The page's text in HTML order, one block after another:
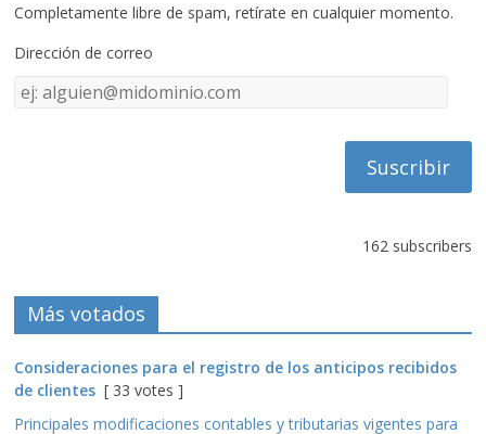
Completamente libre de spam, retírate en cualquier momento.
Dirección de correo
Dirección
de
162 subscribers
Más votados
Consideraciones para el registro de los anticipos recibidos
de clientes [ 33 votes ]
Principales modificaciones contables y tributarias vigentes para